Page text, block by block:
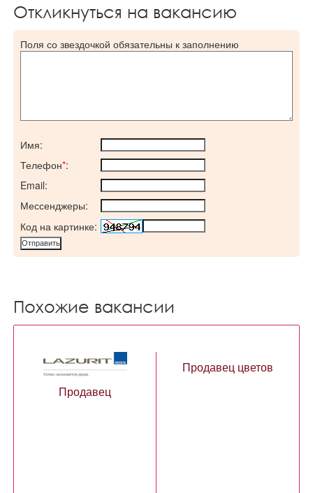
Откликнуться на вакансию
Поля со звездочкой обязательны к заполнению
Имя:
Телефон*:
Email:
Мессенджеры:
Код на картинке:
Похожие вакансии
Продавец
Продавец цветов